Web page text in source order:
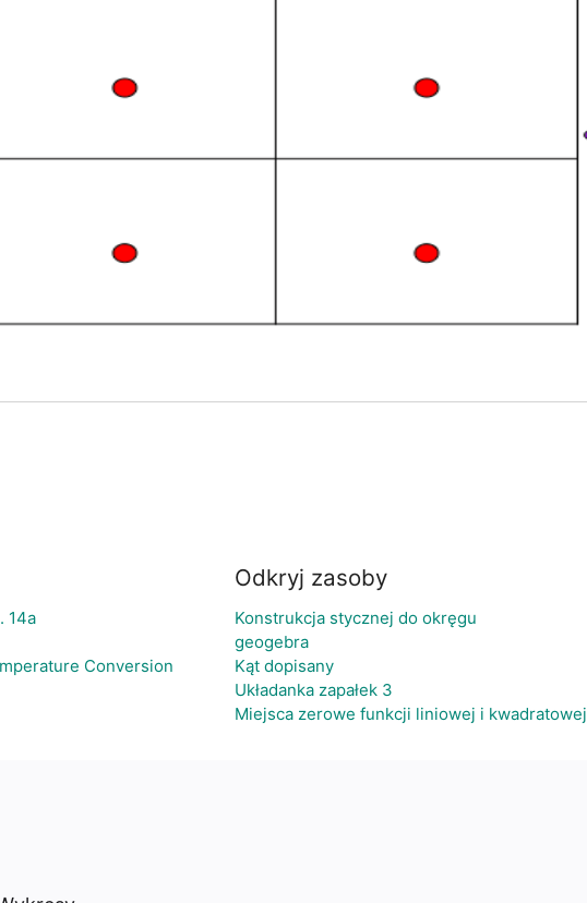
14a
Conversion
Odkryj zasoby
Konstrukcja stycznej do okręgu
geogebra
Kąt dopisany
Układanka zapałek 3
Miejsca zerowe funkcji liniowej i kwadratowej